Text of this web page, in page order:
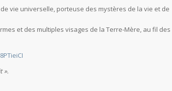
vie universelle, porteuse des mystères de la vie et de
et des multiples visages de la Terre-Mère, au fil des
».